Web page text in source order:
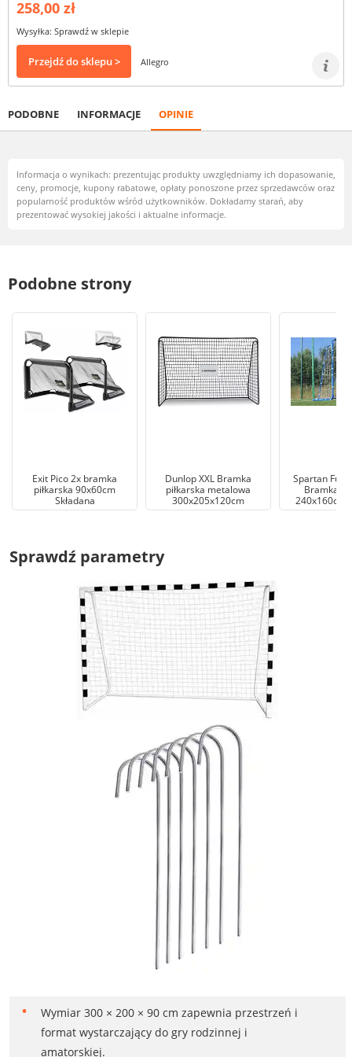
258,00 zł
Wysyłka: Sprawdź w sklepie
Przejdź do sklepu > Allegro
PODOBNE INFORMACJE OPINIE
Informacja o wynikach: prezentując produkty uwzględniamy ich dopasowanie,
ceny, promocje, kupony rabatowe, opłaty ponoszone przez sprzedawców oraz
popularność produktów wśród użytkowników. Dokładamy starań, aby
prezentować wysokiej jakości i aktualne informacje.
Podobne strony
Exit Pico 2x bramka
piłkarska 90x60cm
Składana
Dunlop XXL Bramka
piłkarska metalowa
300x205x120cm
Spartan
Bramka
240x160cm
Sprawdź parametry
Wymiar 300 × 200 × 90 cm zapewnia przestrzeń i
format wystarczający do gry rodzinnej i
amatorskiej.